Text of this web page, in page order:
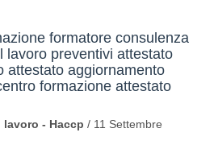
formatore consulenza
lavoro preventivi attestato
attestato aggiornamento
formazione attestato
lavoro - Haccp / 11 Settembre